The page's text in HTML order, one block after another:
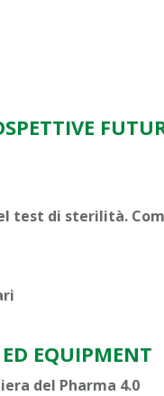
test di sterilità.
EQUIPMENT
del Pharma 4.0